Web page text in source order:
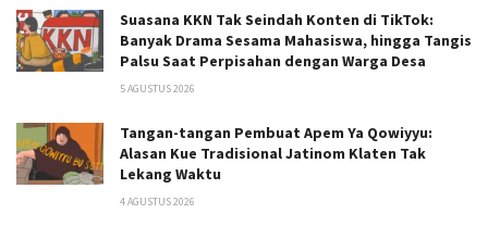
Suasana KKN Tak Seindah Konten di TikTok:
Banyak Drama Sesama Mahasiswa, hingga Tangis
Palsu Saat Perpisahan dengan Warga Desa
5 AGUSTUS 2026
Tangan-tangan Pembuat Apem Ya Qowiyyu:
Alasan Kue Tradisional Jatinom Klaten Tak
Lekang Waktu
4 AGUSTUS 2026